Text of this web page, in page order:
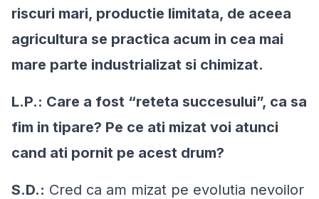
riscuri mari, productie limitata, de aceea
agricultura se practica acum in cea mai
mare parte industrializat si chimizat.
L.P.: Care a fost “reteta succesului”, ca sa
fim in tipare? Pe ce ati mizat voi atunci
cand ati pornit pe acest drum?
S.D.: Cred ca am mizat pe evolutia nevoilor